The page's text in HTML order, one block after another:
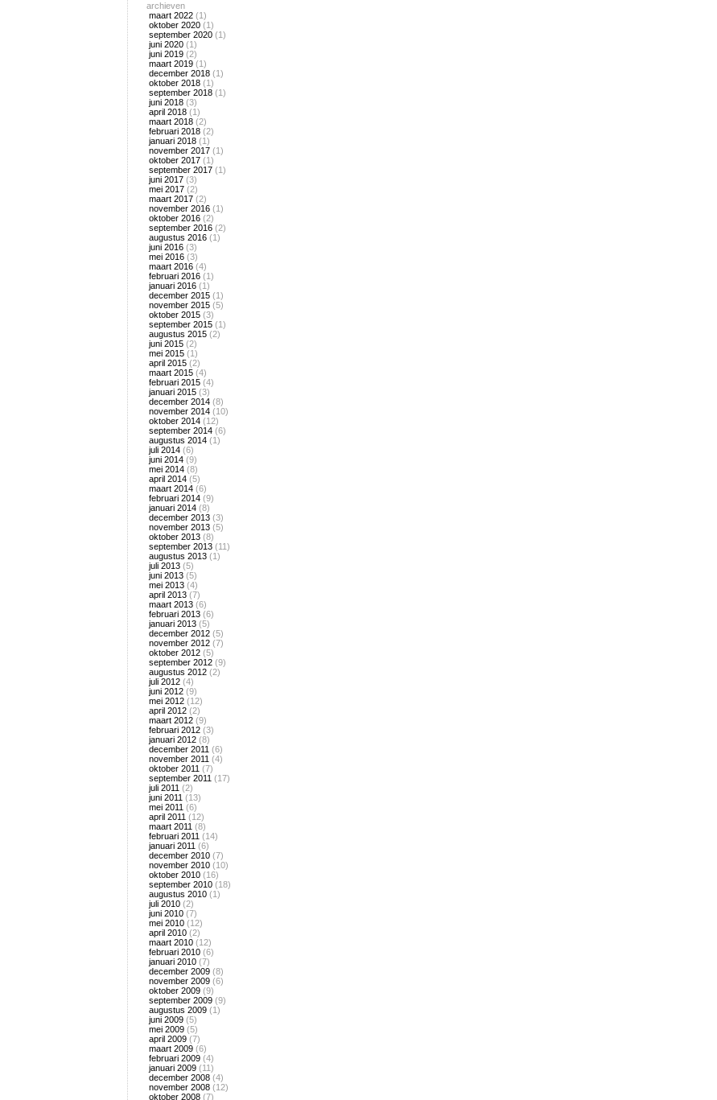
archieven
maart 2022 (1)
oktober 2020 (1)
september 2020 (1)
juni 2020 (1)
juni 2019 (2)
maart 2019 (1)
december 2018 (1)
oktober 2018 (1)
september 2018 (1)
juni 2018 (3)
april 2018 (1)
maart 2018 (2)
februari 2018 (2)
januari 2018 (1)
november 2017 (1)
oktober 2017 (1)
september 2017 (1)
juni 2017 (3)
mei 2017 (2)
maart 2017 (2)
november 2016 (1)
oktober 2016 (2)
september 2016 (2)
augustus 2016 (1)
juni 2016 (3)
mei 2016 (3)
maart 2016 (4)
februari 2016 (1)
januari 2016 (1)
december 2015 (1)
november 2015 (5)
oktober 2015 (3)
september 2015 (1)
augustus 2015 (2)
juni 2015 (2)
mei 2015 (1)
april 2015 (2)
maart 2015 (4)
februari 2015 (4)
januari 2015 (3)
december 2014 (8)
november 2014 (10)
oktober 2014 (12)
september 2014 (6)
augustus 2014 (1)
juli 2014 (6)
juni 2014 (9)
mei 2014 (8)
april 2014 (5)
maart 2014 (6)
februari 2014 (9)
januari 2014 (8)
december 2013 (3)
november 2013 (5)
oktober 2013 (8)
september 2013 (11)
augustus 2013 (1)
juli 2013 (5)
juni 2013 (5)
mei 2013 (4)
april 2013 (7)
maart 2013 (6)
februari 2013 (6)
januari 2013 (5)
december 2012 (5)
november 2012 (7)
oktober 2012 (5)
september 2012 (9)
augustus 2012 (2)
juli 2012 (4)
juni 2012 (9)
mei 2012 (12)
april 2012 (2)
maart 2012 (9)
februari 2012 (3)
januari 2012 (8)
december 2011 (6)
november 2011 (4)
oktober 2011 (7)
september 2011 (17)
juli 2011 (2)
juni 2011 (13)
mei 2011 (6)
april 2011 (12)
maart 2011 (8)
februari 2011 (14)
januari 2011 (6)
december 2010 (7)
november 2010 (10)
oktober 2010 (16)
september 2010 (18)
augustus 2010 (1)
juli 2010 (2)
juni 2010 (7)
mei 2010 (12)
april 2010 (2)
maart 2010 (12)
februari 2010 (6)
januari 2010 (7)
december 2009 (8)
november 2009 (6)
oktober 2009 (9)
september 2009 (9)
augustus 2009 (1)
juni 2009 (5)
mei 2009 (5)
april 2009 (7)
maart 2009 (6)
februari 2009 (4)
januari 2009 (11)
december 2008 (4)
november 2008 (12)
oktober 2008 (7)